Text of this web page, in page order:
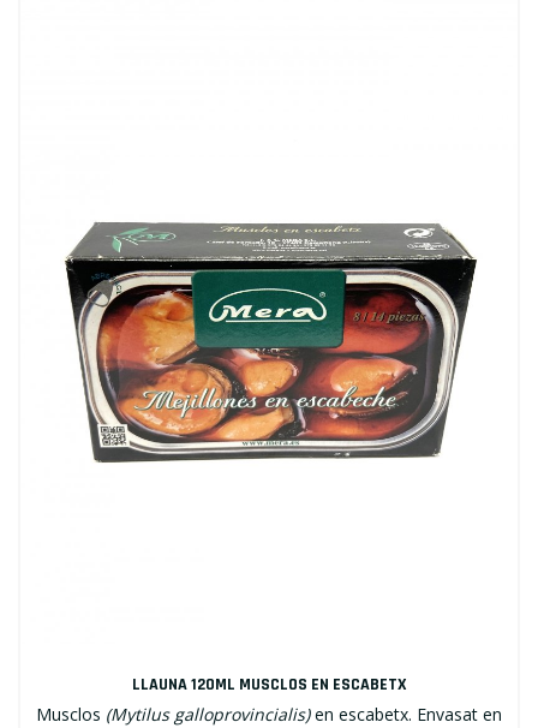
LLAUNA 120ML MUSCLOS EN ESCABETX
Musclos (Mytilus galloprovincialis)en escabetx. Envasat en